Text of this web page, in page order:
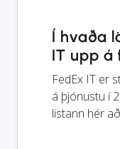
Í hvaða
IT upp á
FedEx IT er
á þjónustu í
listann hér